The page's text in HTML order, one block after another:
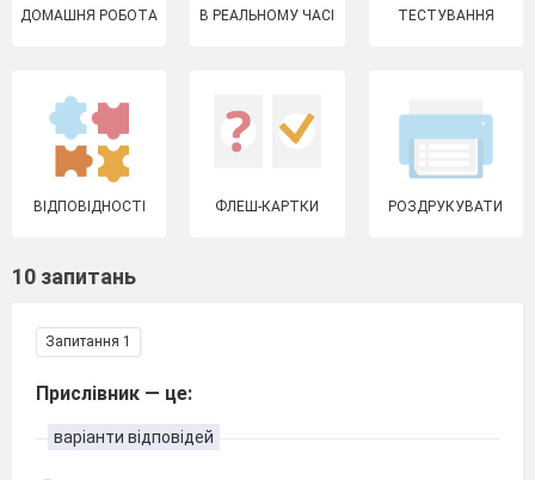
ДОМАШНЯ РОБОТА В РЕАЛЬНОМУ ЧАСІ ТЕСТУВАННЯ
ВІДПОВІДНОСТІ ФЛЕШ-КАРТКИ РОЗДРУКУВАТИ
10 запитань
Запитання 1
Прислівник — це:
варіанти відповідей